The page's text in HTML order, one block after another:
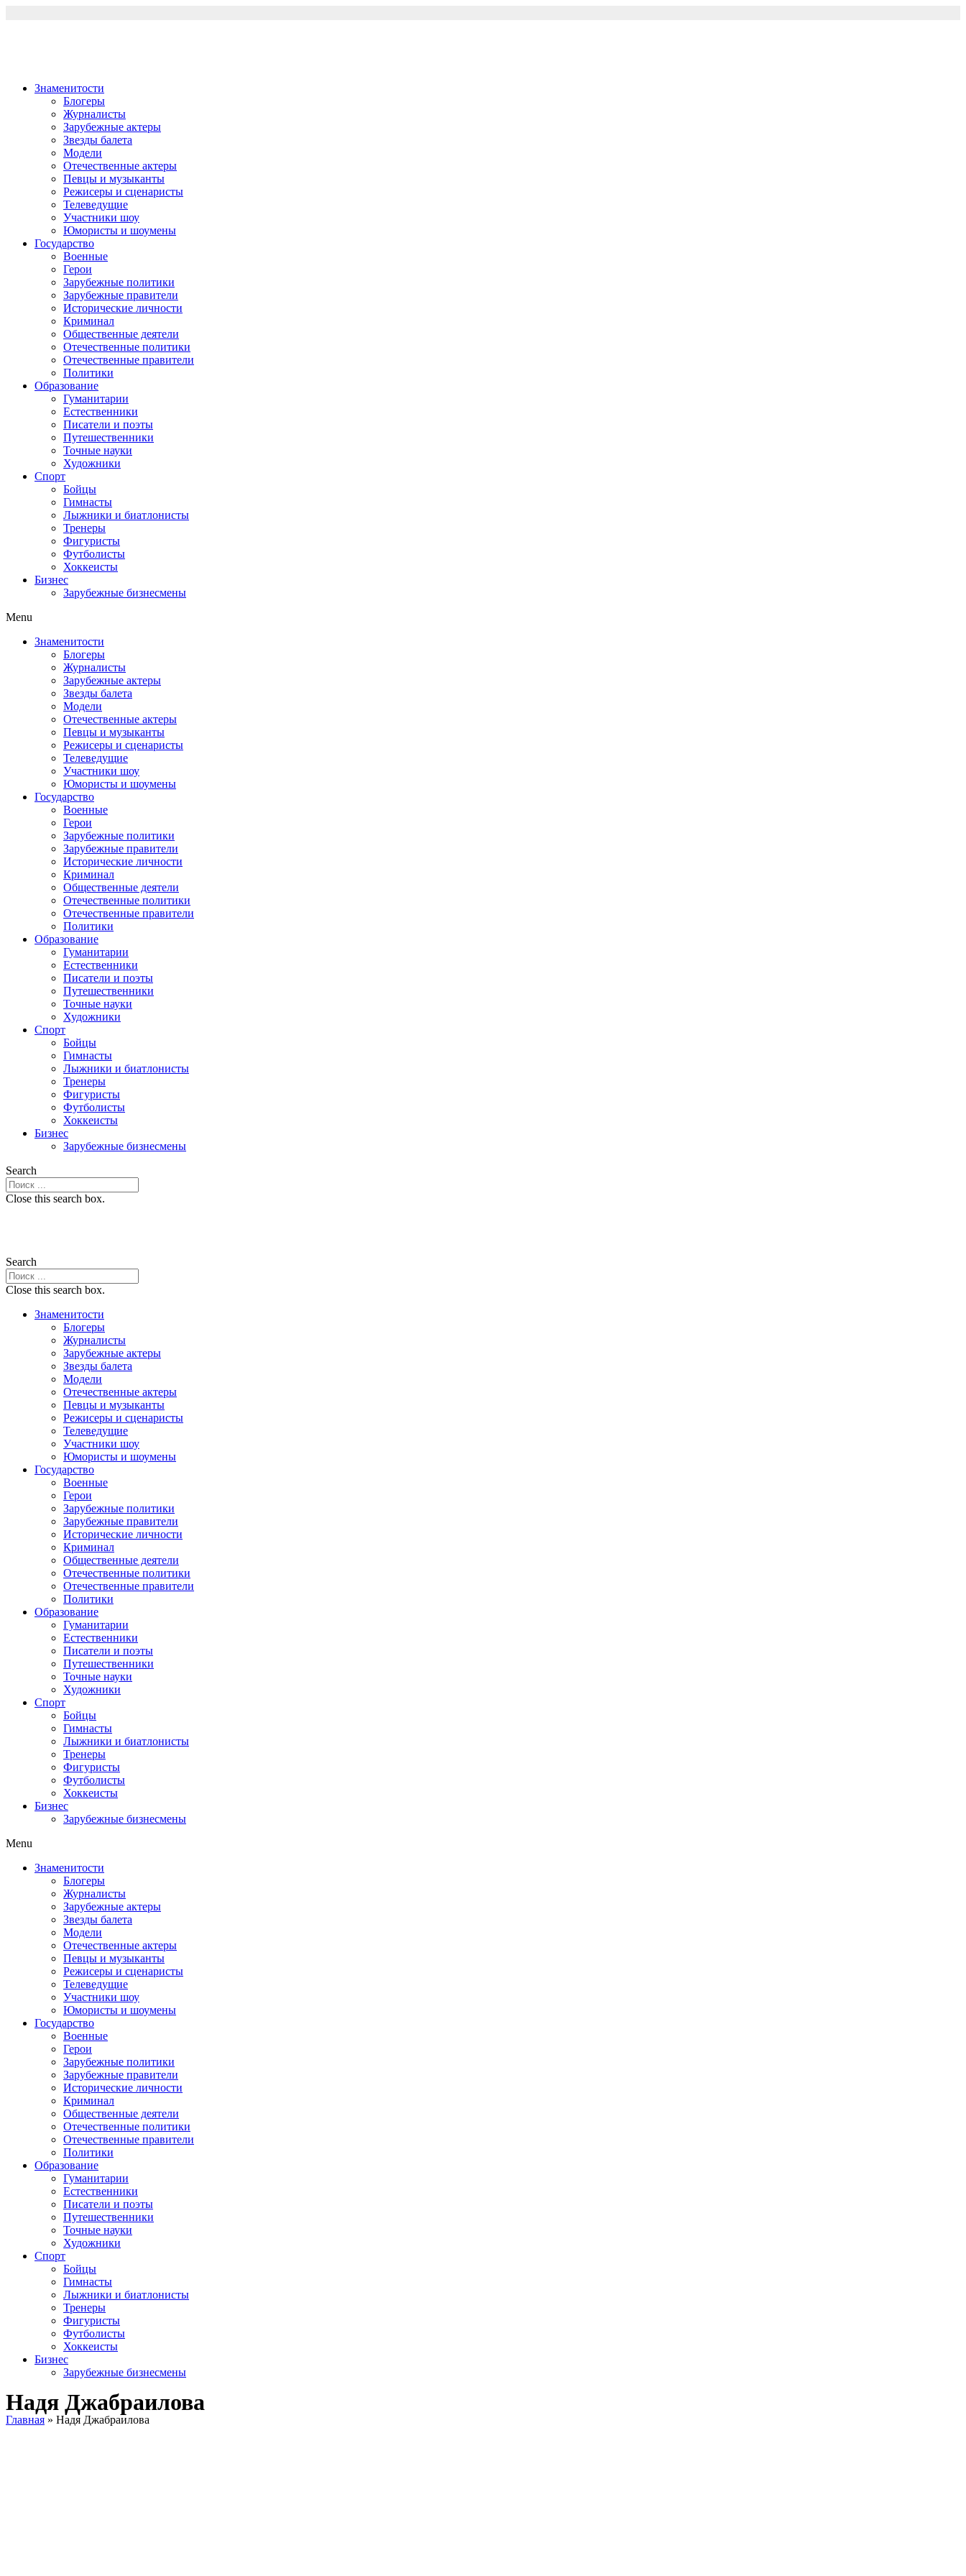
Знаменитости
Блогеры
Журналисты
Зарубежные актеры
Звезды балета
Модели
Отечественные актеры
Певцы и музыканты
Режисеры и сценаристы
Телеведущие
Участники шоу
Юмористы и шоумены
Государство
Военные
Герои
Зарубежные политики
Зарубежные правители
Исторические личности
Криминал
Общественные деятели
Отечественные политики
Отечественные правители
Политики
Образование
Гуманитарии
Естественники
Писатели и поэты
Путешественники
Точные науки
Художники
Спорт
Бойцы
Гимнасты
Лыжники и биатлонисты
Тренеры
Фигуристы
Футболисты
Хоккеисты
Бизнес
Зарубежные бизнесмены
Menu
Знаменитости
Блогеры
Журналисты
Зарубежные актеры
Звезды балета
Модели
Отечественные актеры
Певцы и музыканты
Режисеры и сценаристы
Телеведущие
Участники шоу
Юмористы и шоумены
Государство
Военные
Герои
Зарубежные политики
Зарубежные правители
Исторические личности
Криминал
Общественные деятели
Отечественные политики
Отечественные правители
Политики
Образование
Гуманитарии
Естественники
Писатели и поэты
Путешественники
Точные науки
Художники
Спорт
Бойцы
Гимнасты
Лыжники и биатлонисты
Тренеры
Фигуристы
Футболисты
Хоккеисты
Бизнес
Зарубежные бизнесмены
Search
Close this search box.
Search
Close this search box.
Знаменитости
Блогеры
Журналисты
Зарубежные актеры
Звезды балета
Модели
Отечественные актеры
Певцы и музыканты
Режисеры и сценаристы
Телеведущие
Участники шоу
Юмористы и шоумены
Государство
Военные
Герои
Зарубежные политики
Зарубежные правители
Исторические личности
Криминал
Общественные деятели
Отечественные политики
Отечественные правители
Политики
Образование
Гуманитарии
Естественники
Писатели и поэты
Путешественники
Точные науки
Художники
Спорт
Бойцы
Гимнасты
Лыжники и биатлонисты
Тренеры
Фигуристы
Футболисты
Хоккеисты
Бизнес
Зарубежные бизнесмены
Menu
Знаменитости
Блогеры
Журналисты
Зарубежные актеры
Звезды балета
Модели
Отечественные актеры
Певцы и музыканты
Режисеры и сценаристы
Телеведущие
Участники шоу
Юмористы и шоумены
Государство
Военные
Герои
Зарубежные политики
Зарубежные правители
Исторические личности
Криминал
Общественные деятели
Отечественные политики
Отечественные правители
Политики
Образование
Гуманитарии
Естественники
Писатели и поэты
Путешественники
Точные науки
Художники
Спорт
Бойцы
Гимнасты
Лыжники и биатлонисты
Тренеры
Фигуристы
Футболисты
Хоккеисты
Бизнес
Зарубежные бизнесмены
Надя Джабраилова
Главная » Надя Джабраилова